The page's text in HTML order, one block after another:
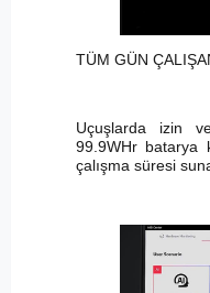
TÜM GÜN
Uçuşlarda izin
99.9WHr batarya
çalışma süresi